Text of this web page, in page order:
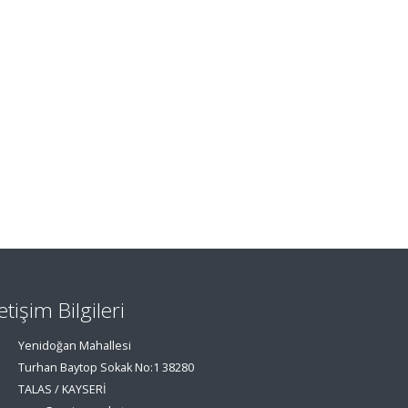
Bilgileri
Yenidoğan Mahallesi
Turhan Baytop Sokak No:1 38280
TALAS / KAYSERİ